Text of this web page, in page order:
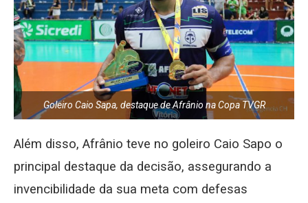
Goleiro Caio Sapa, destaque de Afrânio na Copa TVGR
Além disso, Afrânio teve no goleiro Caio Sapo o
principal destaque da decisão, assegurando a
invencibilidade da sua meta com defesas